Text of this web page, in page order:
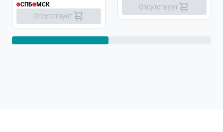
СПБ
МСК
Отсутствует
Отсутствует